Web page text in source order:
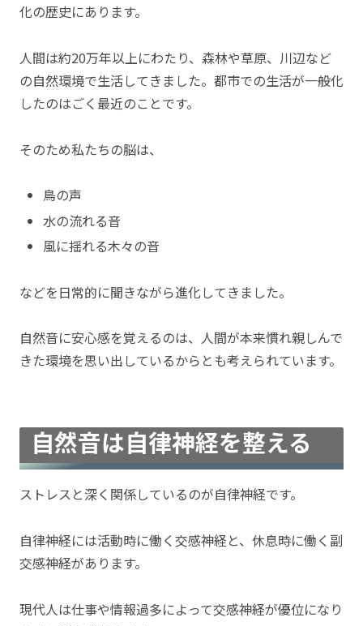
化の歴史にあります。
人間は約20万年以上にわたり、森林や草原、川辺など
の自然環境で生活してきました。都市での生活が一般化
したのはごく最近のことです。
そのため私たちの脳は、
鳥の声
水の流れる音
風に揺れる木々の音
などを日常的に聞きながら進化してきました。
自然音に安心感を覚えるのは、人間が本来慣れ親しんで
きた環境を思い出しているからとも考えられています。
自然音は自律神経を整える
ストレスと深く関係しているのが自律神経です。
自律神経には活動時に働く交感神経と、休息時に働く副
交感神経があります。
現代人は仕事や情報過多によって交感神経が優位になり